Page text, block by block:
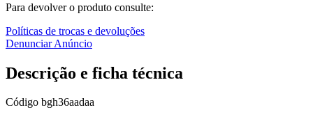
Para devolver o produto consulte:
Políticas de trocas e devoluções
Denunciar Anúncio
Descrição e ficha técnica
Código bgh36aadaa